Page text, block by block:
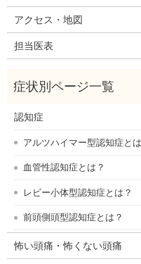
アクセス・地図
担当医表
認知症
アルツハイマー型認知症と
血管性認知症とは？
レビー小体型認知症とは？
前頭側頭型認知症とは？
怖い頭痛・怖くない頭痛